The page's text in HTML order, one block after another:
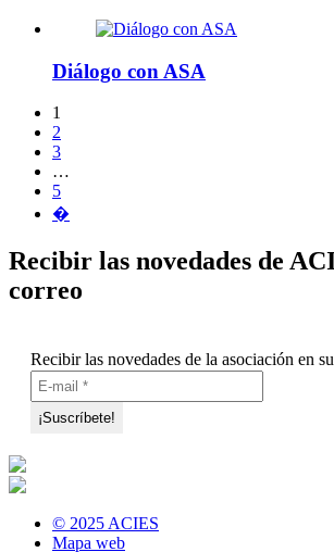
Diálogo con ASA
1
2
3
…
5
�
Recibir las novedades de
correo
Recibir las novedades de la asociación en
© 2025 ACIES
Mapa web